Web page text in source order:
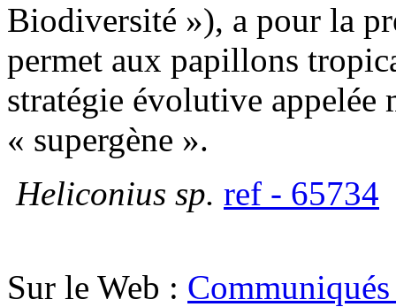
Biodiversité »), a pour la
permet aux papillons
stratégie évolutive
« supergène ».
Heliconius sp. ref - 65734
Sur le Web :